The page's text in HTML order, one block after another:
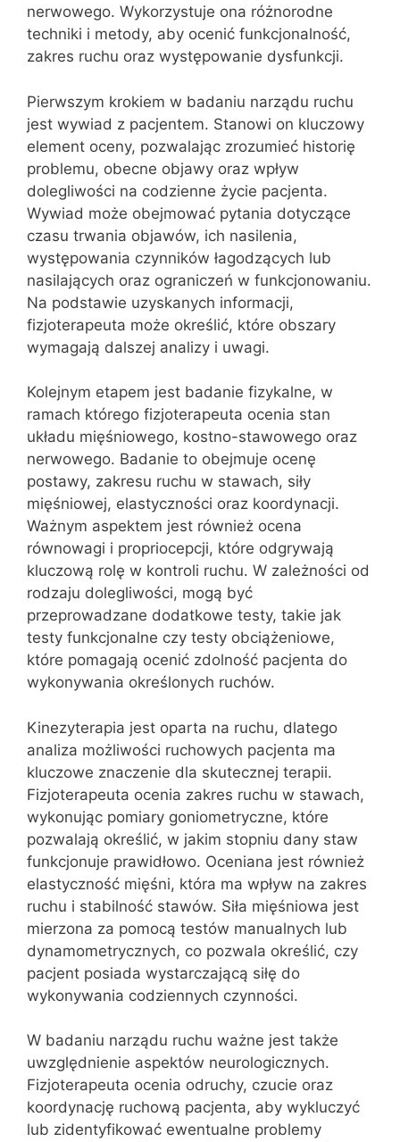
nerwowego. Wykorzystuje ona różnorodne
techniki i metody, aby ocenić funkcjonalność,
zakres ruchu oraz występowanie dysfunkcji.
Pierwszym krokiem w badaniu narządu ruchu
jest wywiad z pacjentem. Stanowi on kluczowy
element oceny, pozwalając zrozumieć historię
problemu, obecne objawy oraz wpływ
dolegliwości na codzienne życie pacjenta.
Wywiad może obejmować pytania dotyczące
czasu trwania objawów, ich nasilenia,
występowania czynników łagodzących lub
nasilających oraz ograniczeń w funkcjonowaniu.
Na podstawie uzyskanych informacji,
fizjoterapeuta może określić, które obszary
wymagają dalszej analizy i uwagi.
Kolejnym etapem jest badanie fizykalne, w
ramach którego fizjoterapeuta ocenia stan
układu mięśniowego, kostno-stawowego oraz
nerwowego. Badanie to obejmuje ocenę
postawy, zakresu ruchu w stawach, siły
mięśniowej, elastyczności oraz koordynacji.
Ważnym aspektem jest również ocena
równowagi i propriocepcji, które odgrywają
kluczową rolę w kontroli ruchu. W zależności od
rodzaju dolegliwości, mogą być
przeprowadzane dodatkowe testy, takie jak
testy funkcjonalne czy testy obciążeniowe,
które pomagają ocenić zdolność pacjenta do
wykonywania określonych ruchów.
Kinezyterapia jest oparta na ruchu, dlatego
analiza możliwości ruchowych pacjenta ma
kluczowe znaczenie dla skutecznej terapii.
Fizjoterapeuta ocenia zakres ruchu w stawach,
wykonując pomiary goniometryczne, które
pozwalają określić, w jakim stopniu dany staw
funkcjonuje prawidłowo. Oceniana jest również
elastyczność mięśni, która ma wpływ na zakres
ruchu i stabilność stawów. Siła mięśniowa jest
mierzona za pomocą testów manualnych lub
dynamometrycznych, co pozwala określić, czy
pacjent posiada wystarczającą siłę do
wykonywania codziennych czynności.
W badaniu narządu ruchu ważne jest także
uwzględnienie aspektów neurologicznych.
Fizjoterapeuta ocenia odruchy, czucie oraz
koordynację ruchową pacjenta, aby wykluczyć
lub zidentyfikować ewentualne problemy